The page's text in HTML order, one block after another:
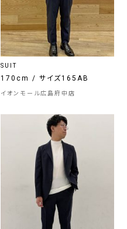
SUIT
170cm / サイズ165AB
イオンモール広島府中店